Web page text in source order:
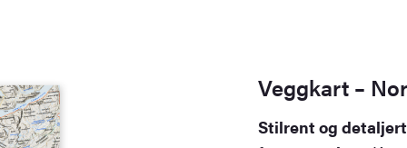
Veggkart –
Stilrent og